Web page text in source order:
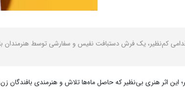
کم‌نظیر، یک فرش دستبافت نفیس و سفارشی توسط هنرمندان
این اثر هنری بی‌نظیر که حاصل ماه‌ها تلاش و هنرمندی بافندگان زن